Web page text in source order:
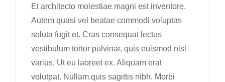
Et architecto molestiae magni est inventore.
Autem quasi vel beatae commodi voluptas
soluta fugit et. Cras consequat lectus
vestibulum tortor pulvinar, quis euismod nisl
varius. Ut eu laoreet ex. Aliquam erat
volutpat. Nullam quis sagittis nibh. Morbi